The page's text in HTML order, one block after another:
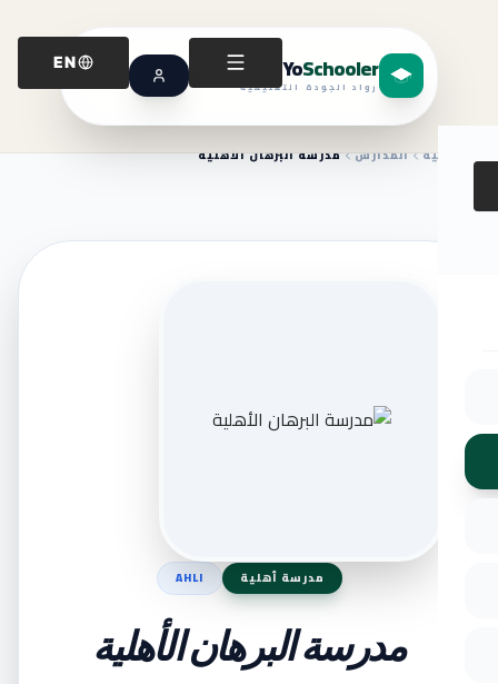
YoSchooler
رواد الجودة التعليمية
EN
الرئيسية المدارس مدرسة البرهان الأهلية
مدرسة أهلية AHLI
مدرسة البرهان الأهلية